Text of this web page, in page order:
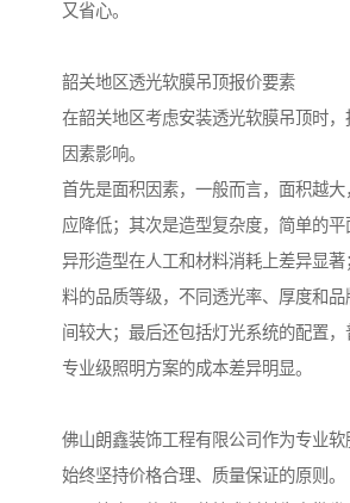
又省心。
韶关地区透光软膜吊顶报价要素
在韶关地区考虑安装透光软膜吊顶时
因素影响。
首先是面积因素，一般而言，面积越大
应降低；其次是造型复杂度，简单的
异形造型在人工和材料消耗上差异显
料的品质等级，不同透光率、厚度和品
间较大；最后还包括灯光系统的配置
专业级照明方案的成本差异明显。
佛山朗鑫装饰工程有限公司作为专业软
始终坚持价格合理、质量保证的原则。